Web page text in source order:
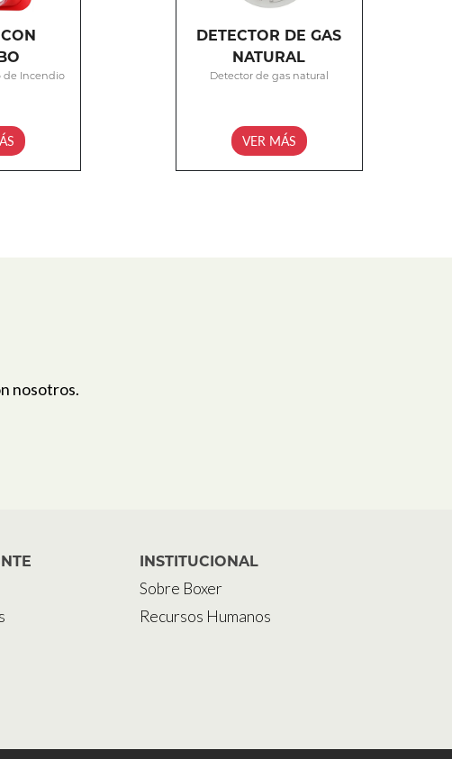
de Incendio
DETECTOR DE GAS
NATURAL
Detector de gas natural
VER MÁS
nosotros.
INSTITUCIONAL
Sobre Boxer
Recursos Humanos